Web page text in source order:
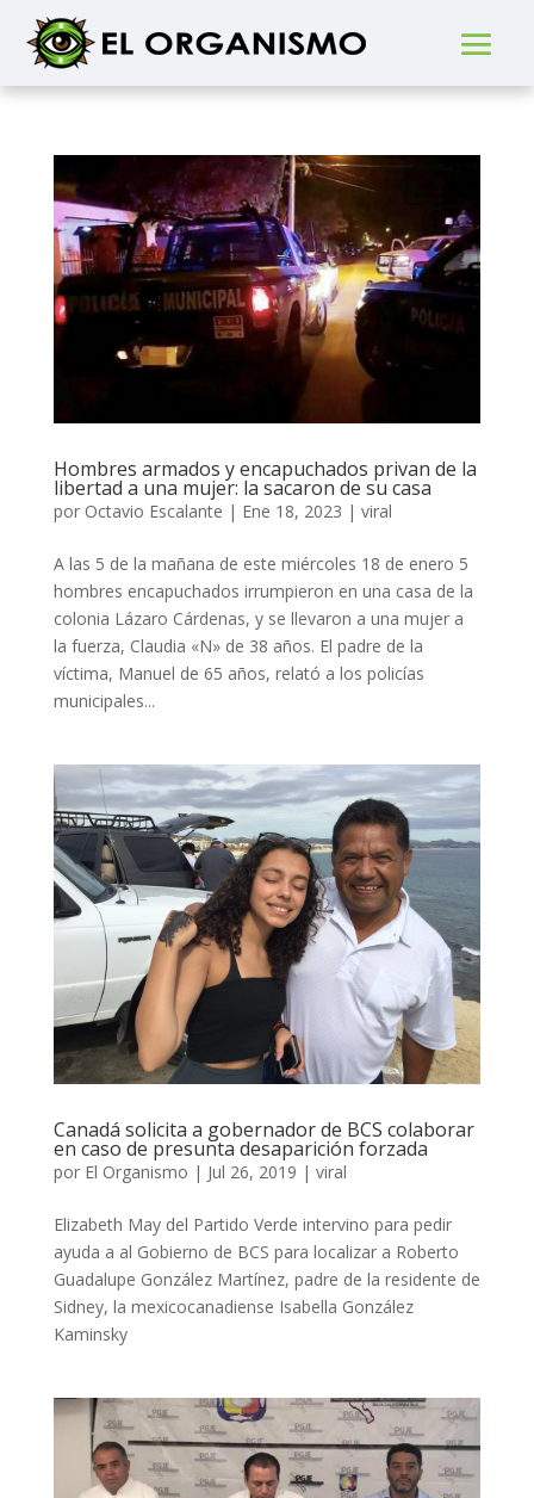
Hombres armados y encapuchados privan de la
libertad a una mujer: la sacaron de su casa
por Octavio Escalante | Ene 18, 2023 | viral
A las 5 de la mañana de este miércoles 18 de enero 5
hombres encapuchados irrumpieron en una casa de la
colonia Lázaro Cárdenas, y se llevaron a una mujer a
la fuerza, Claudia «N» de 38 años. El padre de la
víctima, Manuel de 65 años, relató a los policías
municipales...
Canadá solicita a gobernador de BCS colaborar
en caso de presunta desaparición forzada
por El Organismo | Jul 26, 2019 | viral
Elizabeth May del Partido Verde intervino para pedir
ayuda a al Gobierno de BCS para localizar a Roberto
Guadalupe González Martínez, padre de la residente de
Sidney, la mexicocanadiense Isabella González
Kaminsky